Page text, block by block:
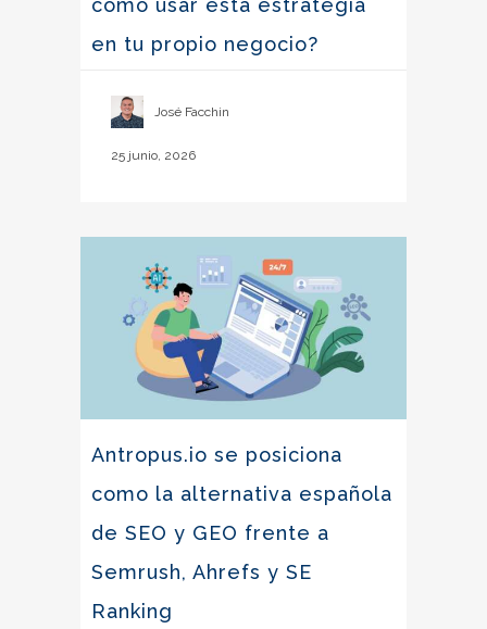
cómo usar esta estrategia
en tu propio negocio?
José Facchin
25 junio, 2026
Antropus.io se posiciona
como la alternativa española
de SEO y GEO frente a
Semrush, Ahrefs y SE
Ranking